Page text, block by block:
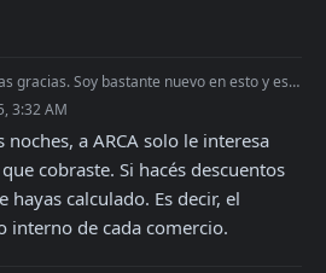
nuevo en esto y estoy todavia aprendiendo. Sabes como puedo notificar un descuento sobre la factura?
3:32 AM
noches, a ARCA solo le interesa
cobraste. Si hacés descuentos
hayas calculado. Es decir, el
interno de cada comercio.